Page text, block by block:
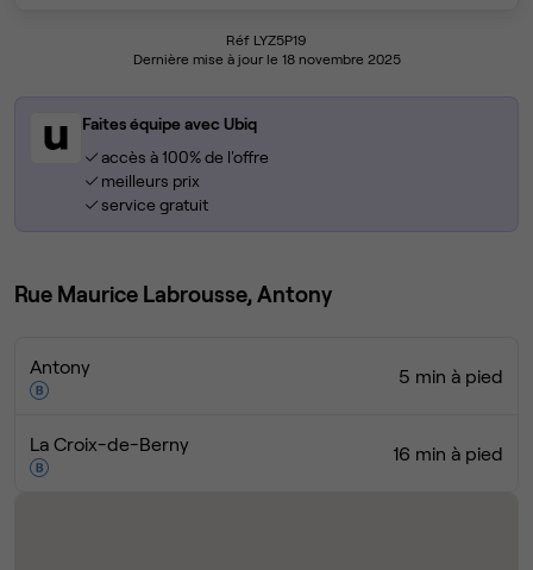
Réf LYZ5P19
Dernière mise à jour le 18 novembre 2025
Faites équipe avec Ubiq
accès à 100% de l'offre
meilleurs prix
service gratuit
Rue Maurice Labrousse, Antony
Antony 5 min à pied
La Croix-de-Berny 16 min à pied